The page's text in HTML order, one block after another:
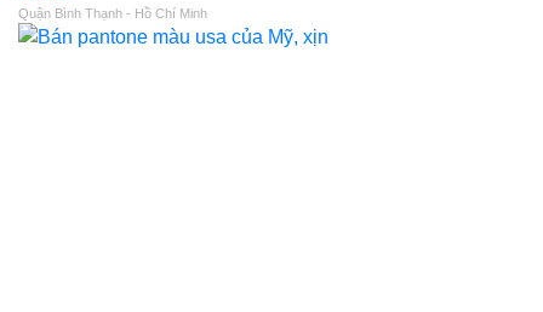
Quận Bình Thạnh - Hồ Chí Minh